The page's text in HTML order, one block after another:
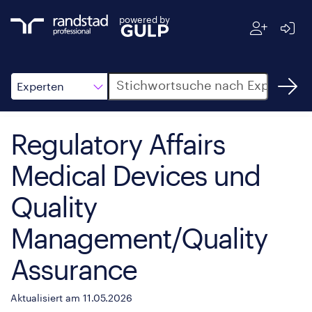
powered by
Experten
Suche
Regulatory Affairs
Medical Devices und
Quality
Management/Quality
Assurance
Aktualisiert am 11.05.2026